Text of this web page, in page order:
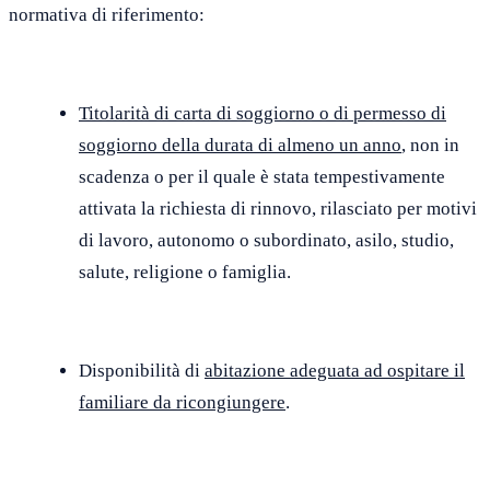
normativa di riferimento:
Titolarità di carta di soggiorno o di permesso di
soggiorno della durata di almeno un anno, non in
scadenza o per il quale è stata tempestivamente
attivata la richiesta di rinnovo, rilasciato per motivi
di lavoro, autonomo o subordinato, asilo, studio,
salute, religione o famiglia.
Disponibilità di abitazione adeguata ad ospitare il
familiare da ricongiungere.